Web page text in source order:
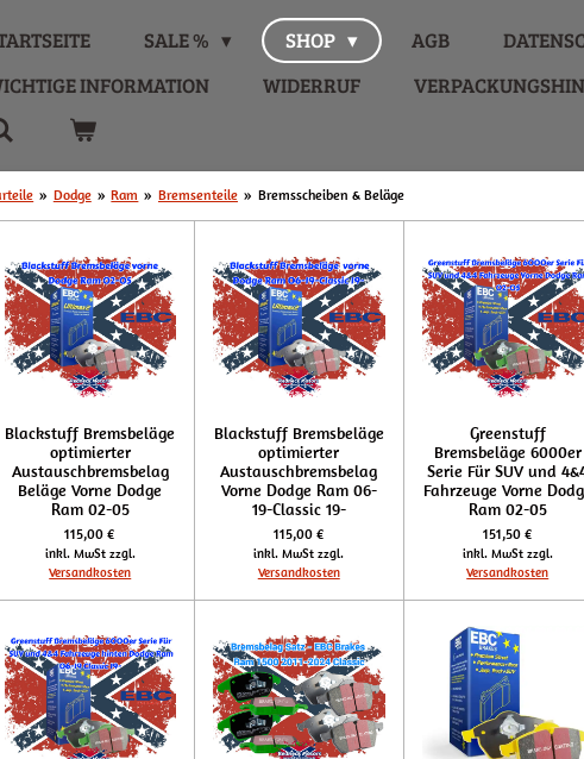
SALE % SHOP AGB
INFORMATION
WIDERRUF
» Dodge » Ram » Bremsenteile » Bremsscheiben & Beläge
Blackstuff Bremsbeläge
optimierter
Austauschbremsbelag
Beläge Vorne Dodge
Ram 02-05
115,00 €
inkl. MwSt zzgl.
Versandkosten
Blackstuff Bremsbeläge
optimierter
Austauschbremsbelag
Vorne Dodge Ram 06-
19-Classic 19-
115,00 €
inkl. MwSt zzgl.
Versandkosten
Greenstuff
Bremsbeläge 6000er
Serie Für SUV und
Fahrzeuge Vorne
Ram 02-05
151,50 €
inkl. MwSt zzgl.
Versandkosten